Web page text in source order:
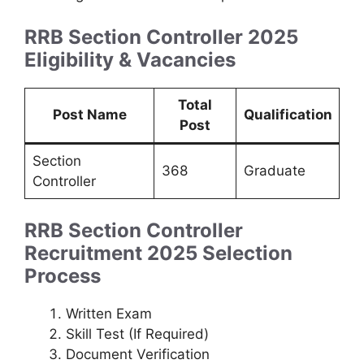
RRB Section Controller 2025
Eligibility & Vacancies
Post Name
Total
Post
Qualification
Section
Controller
368 Graduate
RRB Section Controller
Recruitment 2025 Selection
Process
Written Exam
Skill Test (If Required)
Document Verification